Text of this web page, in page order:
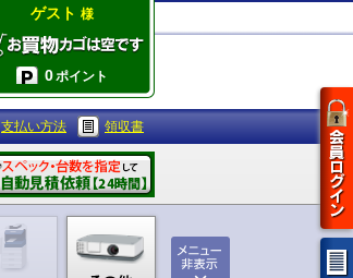
ゲスト 様
0ポイント
支払い方法 領収書